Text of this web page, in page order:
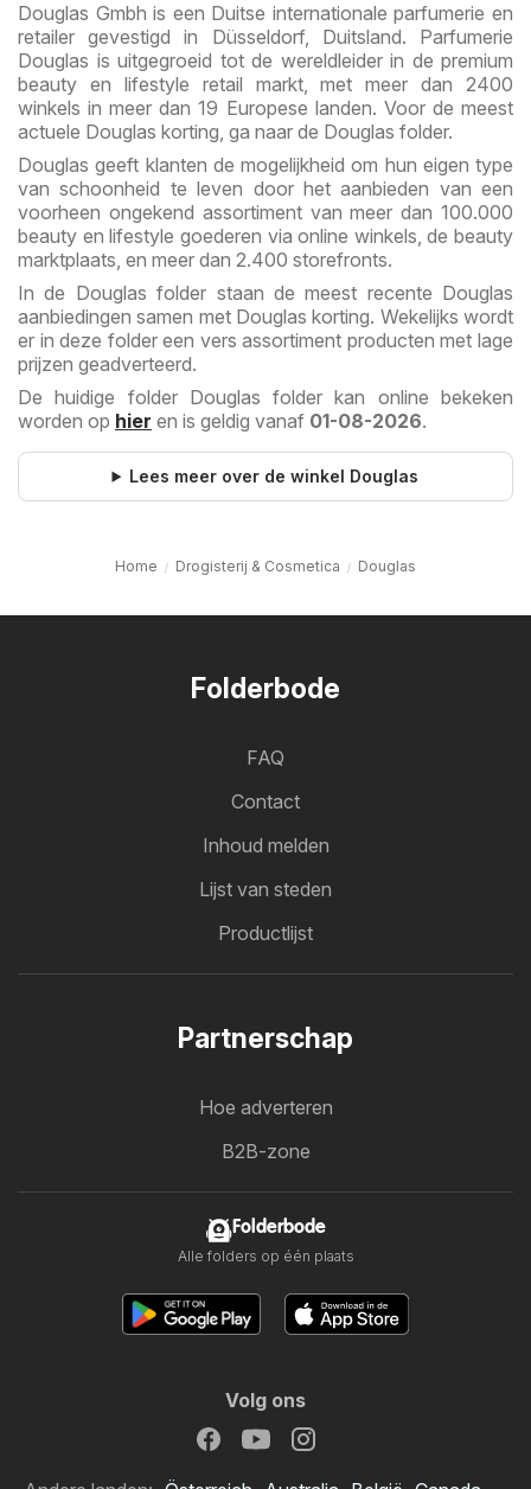
Douglas Gmbh is een Duitse internationale parfumerie en
retailer gevestigd in Düsseldorf, Duitsland. Parfumerie
Douglas is uitgegroeid tot de wereldleider in de premium
beauty en lifestyle retail markt, met meer dan 2400
winkels in meer dan 19 Europese landen. Voor de meest
actuele Douglas korting, ga naar de Douglas folder.
Douglas geeft klanten de mogelijkheid om hun eigen type
van schoonheid te leven door het aanbieden van een
voorheen ongekend assortiment van meer dan 100.000
beauty en lifestyle goederen via online winkels, de beauty
marktplaats, en meer dan 2.400 storefronts.
In de Douglas folder staan de meest recente Douglas
aanbiedingen samen met Douglas korting. Wekelijks wordt
er in deze folder een vers assortiment producten met lage
prijzen geadverteerd.
De huidige folder Douglas folder kan online bekeken
worden op hier en is geldig vanaf 01-08-2026.
Lees meer over de winkel Douglas
Home Drogisterij & Cosmetica Douglas
Folderbode
FAQ
Contact
Inhoud melden
Lijst van steden
Productlijst
Partnerschap
Hoe adverteren
B2B-zone
Folderbode
Alle folders op één plaats
Volg ons